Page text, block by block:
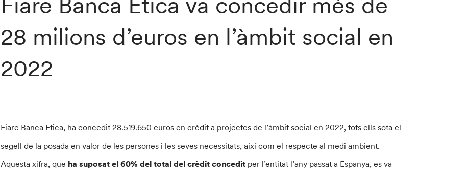
28 milions d’euros en l’àmbit social en
2022
Fiare Banca Etica, ha concedit 28.519.650 euros en crèdit a projectes de l’àmbit social en 2022, tots ells sota el
segell de la posada en valor de les persones i les seves necessitats, així com el respecte al medi ambient.
Aquesta xifra, que ha suposat el 60% del total del crèdit concedit per l’entitat l’any passat a Espanya, es va